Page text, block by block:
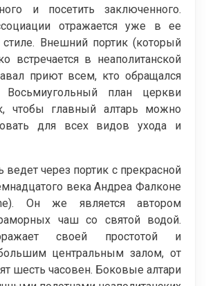
и посетить заключенного.
отражается уже в ее
стиле. Внешний портик (который
встречается в неаполитанской
приют всем, кто обращался
план церкви
чтобы главный алтарь можно
для всех видов ухода и
ведет через портик с прекрасной
века Андреа Фалконе
Он же является автором
чаш со святой водой.
своей простотой и
центральным залом, от
шесть часовен. Боковые алтари